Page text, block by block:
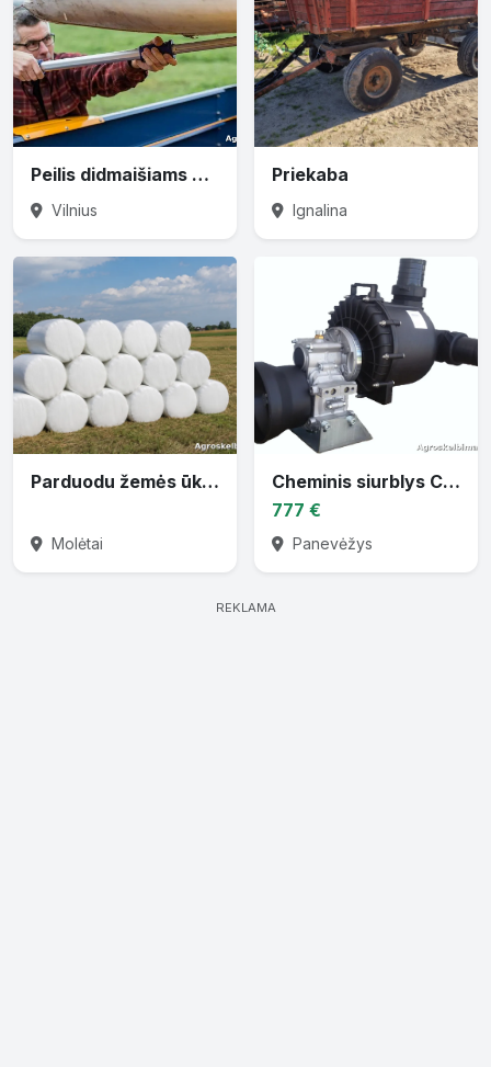
Peilis didmaišiams prapjauti
Vilnius
Priekaba
Ignalina
Parduodu žemės ūkio techniką
Molėtai
Cheminis siurblys CTP-30 varomas traktoriaus darbiniu velenu
777 €
Panevėžys
REKLAMA